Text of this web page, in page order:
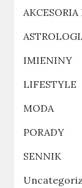
IMIENINY
LIFESTYLE
MODA
PORADY
SENNIK